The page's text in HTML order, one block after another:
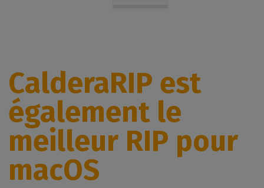
CalderaRIP est
également le
meilleur RIP pour
macOS